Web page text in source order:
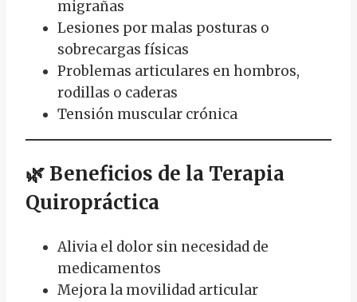
migrañas
Lesiones por malas posturas o
sobrecargas físicas
Problemas articulares en hombros,
rodillas o caderas
Tensión muscular crónica
🌿 Beneficios de la Terapia
Quiropráctica
Alivia el dolor sin necesidad de
medicamentos
Mejora la movilidad articular